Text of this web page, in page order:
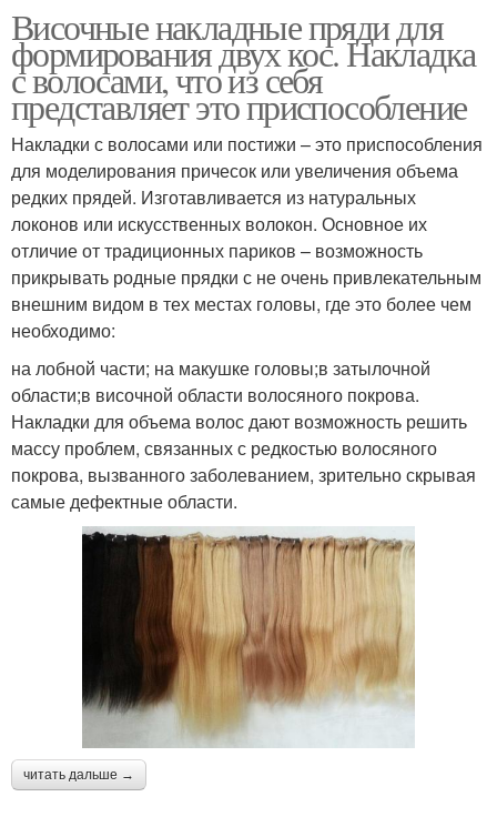
Височные накладные пряди для
формирования двух кос. Накладка
с волосами, что из себя
представляет это приспособление
Накладки с волосами или постижи – это приспособления
для моделирования причесок или увеличения объема
редких прядей. Изготавливается из натуральных
локонов или искусственных волокон. Основное их
отличие от традиционных париков – возможность
прикрывать родные прядки с не очень привлекательным
внешним видом в тех местах головы, где это более чем
необходимо:
на лобной части; на макушке головы;в затылочной
области;в височной области волосяного покрова.
Накладки для объема волос дают возможность решить
массу проблем, связанных с редкостью волосяного
покрова, вызванного заболеванием, зрительно скрывая
самые дефектные области.
читать дальше →